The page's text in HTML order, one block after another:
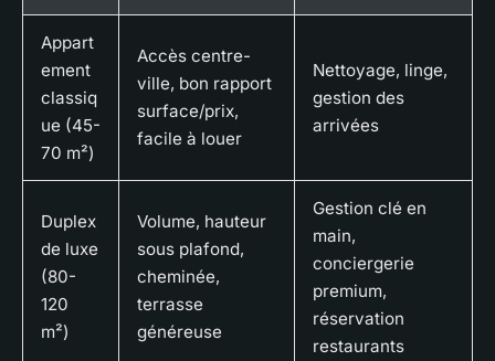
Appart
ement
classiq
ue (45-
70 m²)
Accès centre-
ville, bon rapport
surface/prix,
facile à louer
Nettoyage, linge,
gestion des
arrivées
Duplex
de luxe
(80-
120
m²)
Volume, hauteur
sous plafond,
cheminée,
terrasse
généreuse
Gestion clé en
main,
conciergerie
premium,
réservation
restaurants